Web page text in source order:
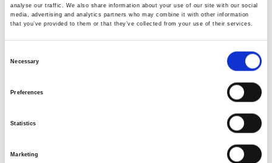
analyse our traffic. We also share information about your use of our site with our social
media, advertising and analytics partners who may combine it with other information
that you’ve provided to them or that they’ve collected from your use of their services.
Necessary
Preferences
Statistics
Marketing
Mafra (Clínica